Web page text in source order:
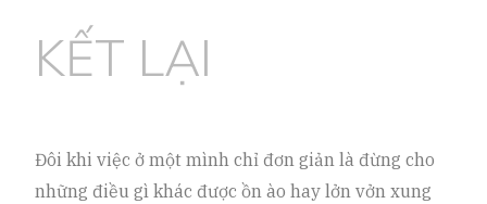
KẾT LẠI
Đôi khi việc ở một mình chỉ đơn giản là đừng cho
những điều gì khác được ồn ào hay lởn vởn xung